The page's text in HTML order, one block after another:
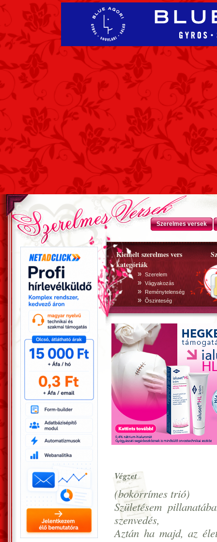
Szerelmes versek
Kiemelt szerelmes vers
kategóriák
» Szerelem
» Vágyakozás
» Reménytelenség
» Õszinteség
Végzet
(bokorrímes trió)
Születésem
szenvedés,
Aztán ha majd, az